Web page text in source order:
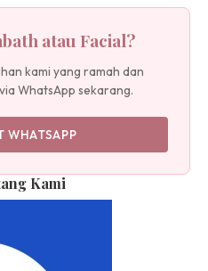
atau Facial?
kami yang ramah dan
WhatsApp sekarang.
WHATSAPP
Kami